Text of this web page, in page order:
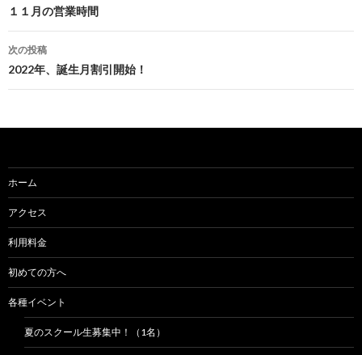
稿
ナ
ビ
ー
ョ
ン
１１月の営業時間
次の投稿
2022年、誕生月割引開始！
ホーム
アクセス
利用料金
初めての方へ
各種イベント
夏のスクール生募集中！（1名）